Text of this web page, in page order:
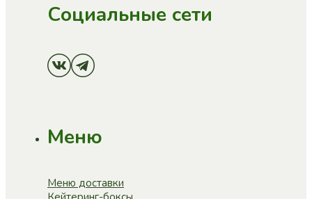
Социальные сети
Меню
Меню доставки